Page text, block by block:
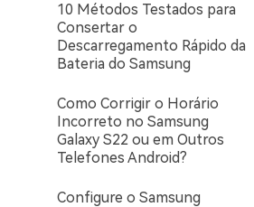
10 Métodos Testados para
Consertar o
Descarregamento Rápido da
Bateria do Samsung
Como Corrigir o Horário
Incorreto no Samsung
Galaxy S22 ou em Outros
Telefones Android?
Configure o Samsung